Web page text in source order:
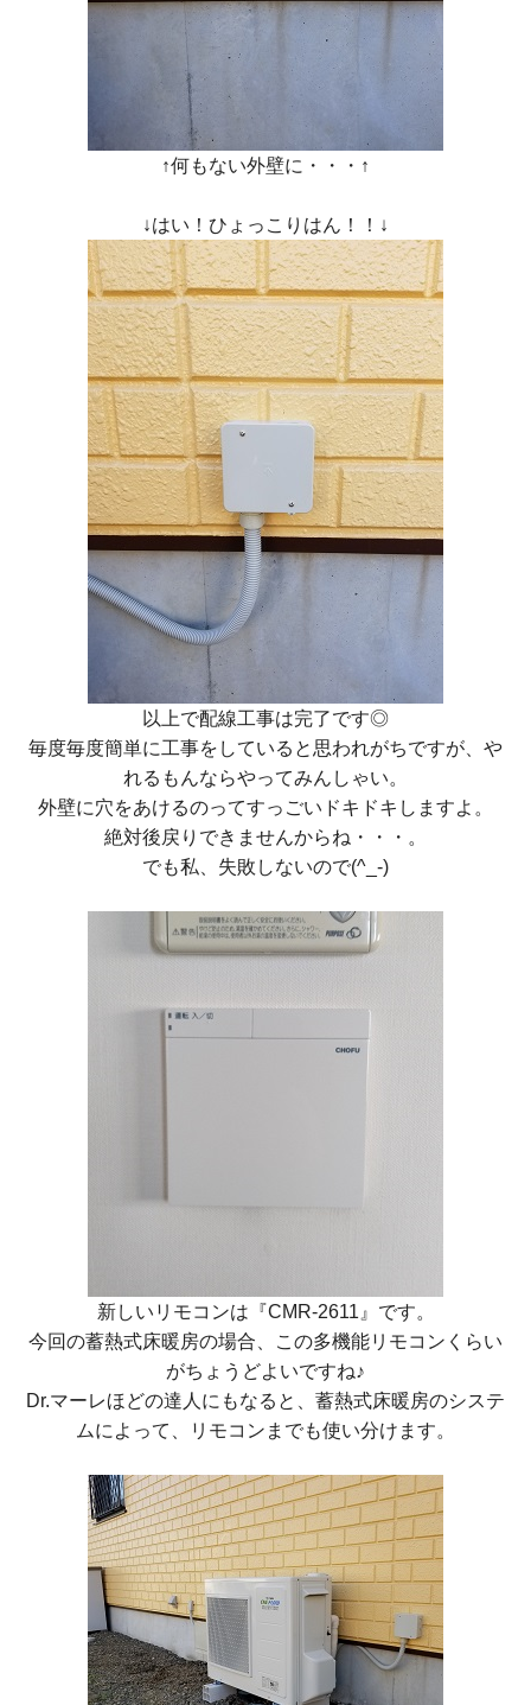
↑何もない外壁に・・・↑
↓はい！ひょっこりはん！！↓
以上で配線工事は完了です◎
毎度毎度簡単に工事をしていると思われがちですが、や
れるもんならやってみんしゃい。
外壁に穴をあけるのってすっごいドキドキしますよ。
絶対後戻りできませんからね・・・。
でも私、失敗しないので(^_-)
新しいリモコンは『CMR-2611』です。
今回の蓄熱式床暖房の場合、この多機能リモコンくらい
がちょうどよいですね♪
Dr.マーレほどの達人にもなると、蓄熱式床暖房のシステ
ムによって、リモコンまでも使い分けます。